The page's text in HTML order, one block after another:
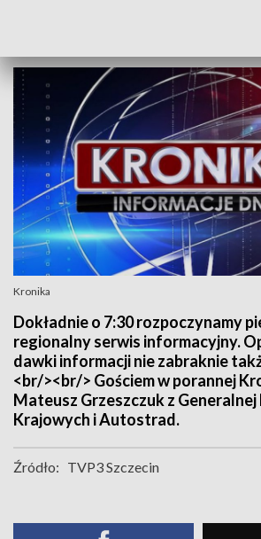
Kronika
Dokładnie o 7:30 rozpoczynamy
regionalny serwis informacyjny.
dawki informacji nie zabraknie
<br/><br/> Gościem w porannej
Mateusz Grzeszczuk z
Krajowych i Autostrad.
Źródło: TVP3 Szczecin